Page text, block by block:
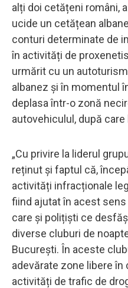
alți doi cetățeni români,
ucide un cetățean
conturi determinate de
în activități de
urmărit cu un
albanez și în momentul
deplasa într-o zonă
autovehiculul, după
„Cu privire la liderul
reținut și faptul că,
activități infracționale
fiind ajutat în acest
care și polițiști ce
diverse cluburi de
București. În aceste
adevărate zone libere
activități de trafic de